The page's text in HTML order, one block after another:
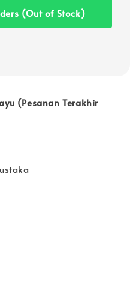
(Out of Stock)
(Pesanan Terakhir